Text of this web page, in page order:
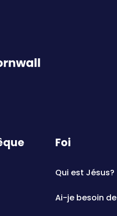
Foi
Qui est Jésus?
Ai-je besoin